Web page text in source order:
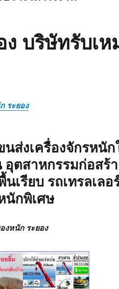
ง บริษัทรับเ
ระยอง
นส่งเครื่องจักรหนั
อุตสาหกรรมก่อสร้
เรียบ รถเทรลเล
นักพิเศษ
งหนัก ระยอง